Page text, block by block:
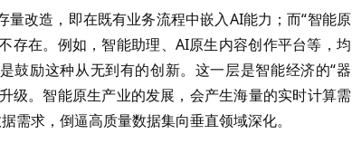
改造，即在既有业务流程中嵌入AI能力；而“智能原
存在。例如，智能助理、AI原生内容创作平台等，均
鼓励这种从无到有的创新。这一层是智能经济的“器
级。智能原生产业的发展，会产生海量的实时计算需
需求，倒逼高质量数据集向垂直领域深化。